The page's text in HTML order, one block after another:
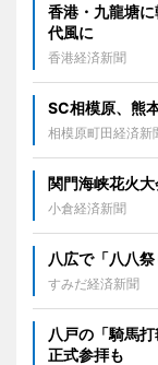
香港・九龍塘
代風に
香港経済新聞
SC相模原、熊
相模原町田経済新
関門海峡花火
小倉経済新聞
八広で「八八
すみだ経済新聞
八戸の「騎馬
正式参拝も